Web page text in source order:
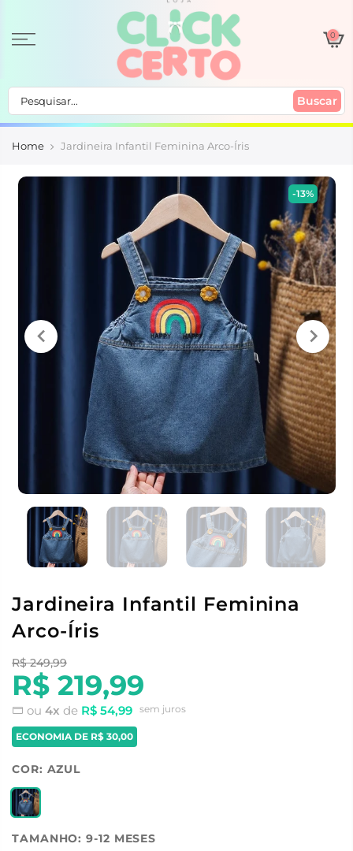
0
Buscar
Home Jardineira Infantil Feminina Arco-Íris
-13%
Jardineira Infantil Feminina
Arco-Íris
R$ 249,99
R$ 219,99
ou 4x de R$ 54,99 sem juros
ECONOMIA DE R$ 30,00
COR: AZUL
TAMANHO:9-12 MESES